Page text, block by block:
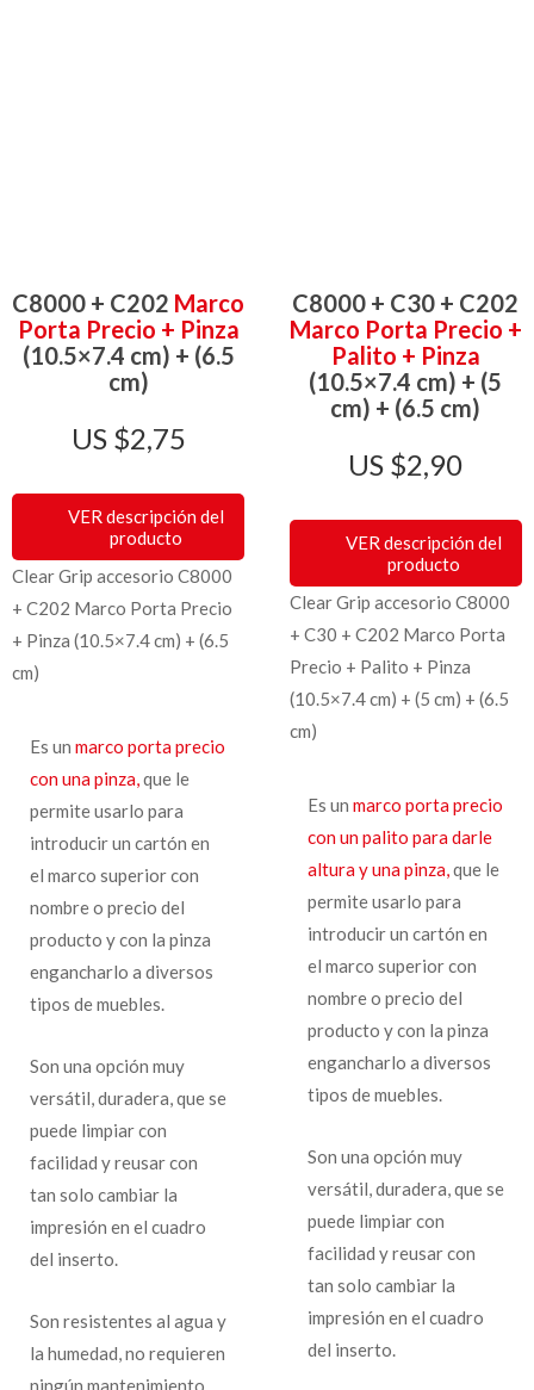
C8000 + C202 Marco
Porta Precio + Pinza
(10.5×7.4 cm) + (6.5
cm)
$2,75
VER descripción del
producto
Clear Grip accesorio C8000
+ C202 Marco Porta Precio
+ Pinza (10.5×7.4 cm) + (6.5
cm)
Es un marco porta precio
con una pinza,que le
permite usarlo para
introducir un cartón en
el marco superior con
nombre o precio del
producto y con la pinza
engancharlo a diversos
tipos de muebles.
Son una opción muy
versátil, duradera, que se
puede limpiar con
facilidad y reusar con
tan solo cambiar la
impresión en el cuadro
del inserto.
Son resistentes al agua y
la humedad, no requieren
C8000 + C30 + C202
Marco Porta Precio +
Palito + Pinza
(10.5×7.4 cm) + (5
cm) + (6.5 cm)
$2,90
VER descripción del
producto
Clear Grip accesorio C8000
+ C30 + C202 Marco Porta
Precio + Palito + Pinza
(10.5×7.4 cm) + (5 cm) + (6.5
cm)
Es un marco porta precio
con un palito para darle
altura y una pinza,que le
permite usarlo para
introducir un cartón en
el marco superior con
nombre o precio del
producto y con la pinza
engancharlo a diversos
tipos de muebles.
Son una opción muy
versátil, duradera, que se
puede limpiar con
facilidad y reusar con
tan solo cambiar la
impresión en el cuadro
del inserto.